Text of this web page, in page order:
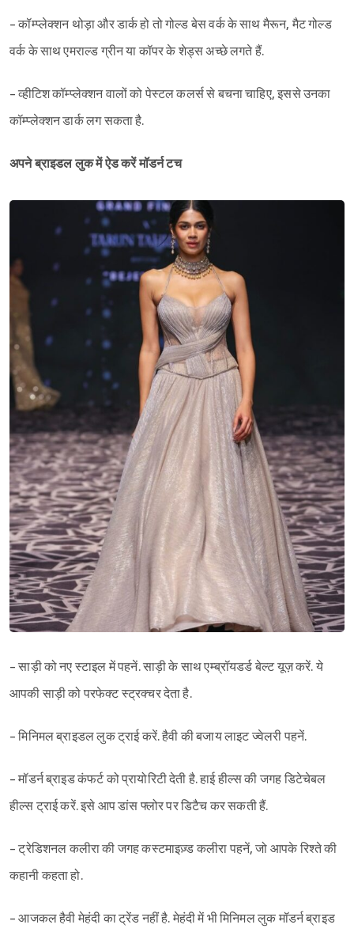
- कॉम्प्लेक्शन थोड़ा और डार्क हो तो गोल्ड बेस वर्क के साथ मैरून, मैट गोल्ड
वर्क के साथ एमराल्ड ग्रीन या कॉपर के शेड्स अच्छे लगते हैं.
- व्हीटिश कॉम्प्लेक्शन वालों को पेस्टल कलर्स से बचना चाहिए, इससे उनका
कॉम्प्लेक्शन डार्क लग सकता है.
अपने ब्राइडल लुक में ऐड करें मॉडर्न टच
- साड़ी को नए स्टाइल में पहनें. साड़ी के साथ एम्ब्रॉयडर्ड बेल्ट यूज़ करें. ये
आपकी साड़ी को परफेक्ट स्ट्रक्चर देता है.
- मिनिमल ब्राइडल लुक ट्राई करें. हैवी की बजाय लाइट ज्वेलरी पहनें.
- मॉडर्न ब्राइड कंफर्ट को प्रायोरिटी देती है. हाई हील्स की जगह डिटेचेबल
हील्स ट्राई करें. इसे आप डांस फ्लोर पर डिटैच कर सकती हैं.
- ट्रेडिशनल कलीरा की जगह कस्टमाइज़्ड कलीरा पहनें, जो आपके रिश्ते की
कहानी कहता हो.
- आजकल हैवी मेहंदी का ट्रेंड नहीं है. मेहंदी में भी मिनिमल लुक मॉडर्न ब्राइड